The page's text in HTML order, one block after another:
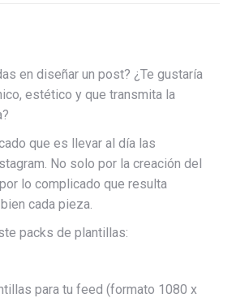
en diseñar un post? ¿Te gustaría
estético y que transmita la
que es llevar al día las
No solo por la creación del
lo complicado que resulta
cada pieza.
packs de plantillas:
para tu feed (formato 1080 x